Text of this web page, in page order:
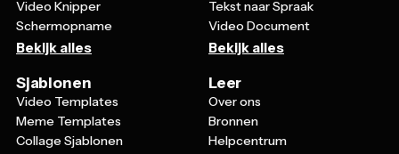
Video Knipper
Schermopname
Bekijk alles
Tekst naar Spraak
Video Document
Bekijk alles
Sjablonen
Video Templates
Meme Templates
Collage Sjablonen
Leer
Over ons
Bronnen
Helpcentrum